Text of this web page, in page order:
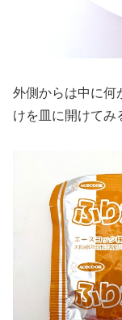
外側からは中に何
けを皿に開けてみ